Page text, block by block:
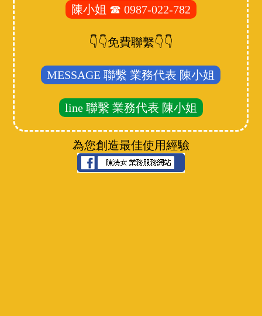
陳小姐 ☎ 0987-022-782
👇👇免費聯繫👇👇
MESSAGE 聯繫 業務代表 陳小姐
line 聯繫 業務代表 陳小姐
為您創造最佳使用經驗